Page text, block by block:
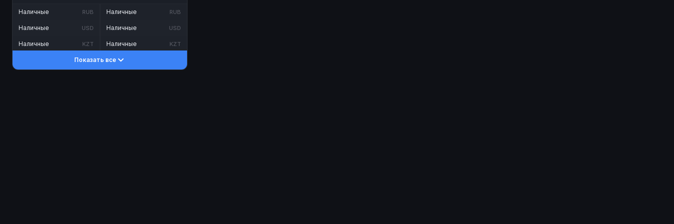
Наличные RUB
Наличные USD
Наличные KZT
Наличные RUB
Наличные USD
Наличные KZT
Показать все